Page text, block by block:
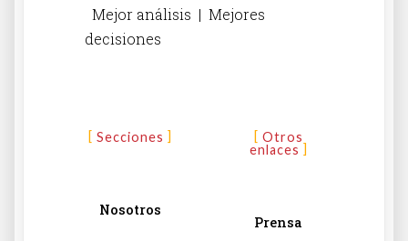
Mejor análisis | Mejores
decisiones
Secciones
Nosotros
Otros
enlaces
Prensa